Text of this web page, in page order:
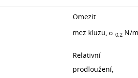
Omezit
mez kluzu, σ 0,2 N/
Relativní
prodloužení,